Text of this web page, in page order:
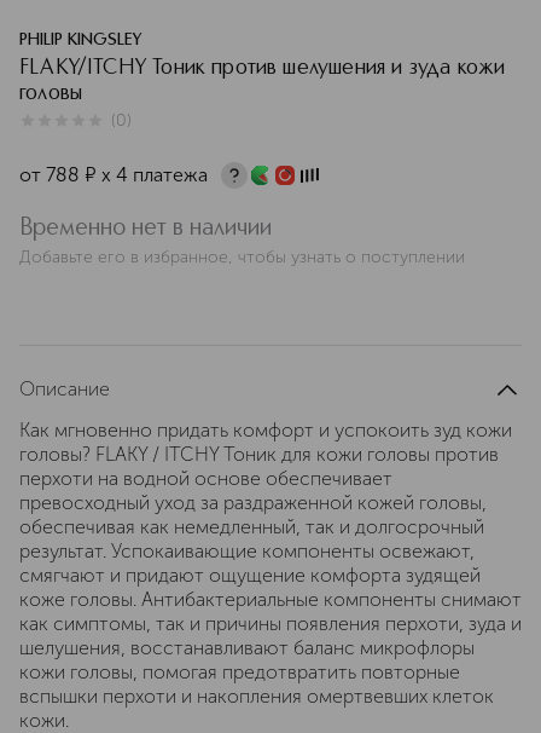
PHILIP KINGSLEY
FLAKY/ITCHY Тоник против шелушения и зуда кожи
головы
(0)
от 788 ¤ х 4 платежа
Временно нет в наличии
Добавьте его в избранное, чтобы узнать о поступлении
Описание
Как мгновенно придать комфорт и успокоить зуд кожи
головы? FLAKY / ITCHY Тоник для кожи головы против
перхоти на водной основе обеспечивает
превосходный уход за раздраженной кожей головы,
обеспечивая как немедленный, так и долгосрочный
результат. Успокаивающие компоненты освежают,
смягчают и придают ощущение комфорта зудящей
коже головы. Антибактериальные компоненты снимают
как симптомы, так и причины появления перхоти, зуда и
шелушения, восстанавливают баланс микрофлоры
кожи головы, помогая предотвратить повторные
вспышки перхоти и накопления омертвевших клеток
кожи.